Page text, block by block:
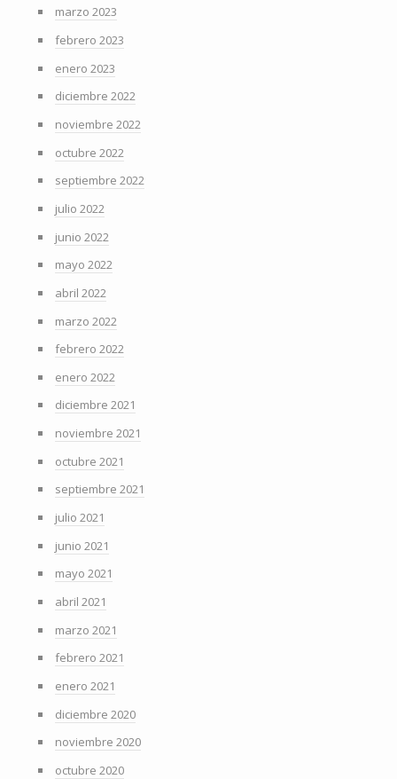
marzo 2023
febrero 2023
enero 2023
diciembre 2022
noviembre 2022
octubre 2022
septiembre 2022
julio 2022
junio 2022
mayo 2022
abril 2022
marzo 2022
febrero 2022
enero 2022
diciembre 2021
noviembre 2021
octubre 2021
septiembre 2021
julio 2021
junio 2021
mayo 2021
abril 2021
marzo 2021
febrero 2021
enero 2021
diciembre 2020
noviembre 2020
octubre 2020